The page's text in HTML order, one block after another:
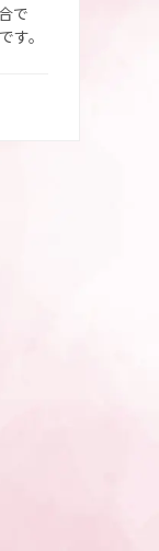
で
す。